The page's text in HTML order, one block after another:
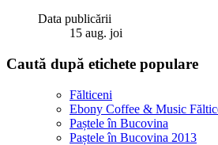
Data publicării
15 aug. joi
Caută după etichete populare
Fălticeni
Ebony Coffee & Music
Paștele în Bucovina
Paștele în Bucovina 2013